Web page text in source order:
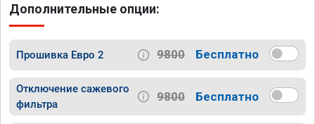
Дополнительные опции:
Прошивка Евро 2 9800 Бесплатно
Отключение сажевого
фильтра
9800 Бесплатно